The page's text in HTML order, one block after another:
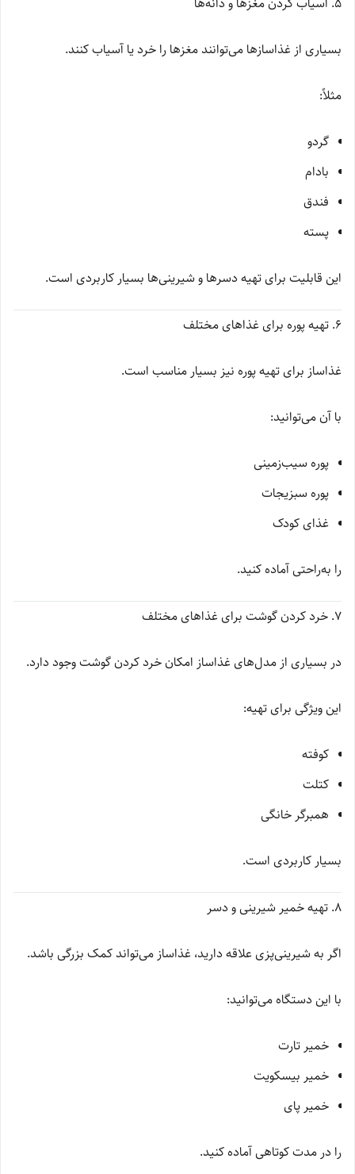
بسیاری از غذاسازها می‌توانند مغزها را خرد یا آسیاب کنند.
مثلاً:
گردو
بادام
فندق
پسته
این قابلیت برای تهیه دسرها و شیرینی‌ها بسیار کاربردی است.
۶. تهیه پوره برای غذاهای مختلف
غذاساز برای تهیه پوره نیز بسیار مناسب است.
با آن می‌توانید:
پوره سیب‌زمینی
پوره سبزیجات
غذای کودک
را به‌راحتی آماده کنید.
۷. خرد کردن گوشت برای غذاهای مختلف
در بسیاری از مدل‌های غذاساز امکان خرد کردن گوشت وجود دارد.
این ویژگی برای تهیه:
کوفته
کتلت
همبرگر خانگی
بسیار کاربردی است.
۸. تهیه خمیر شیرینی و دسر
اگر به شیرینی‌پزی علاقه دارید، غذاساز می‌تواند کمک بزرگی باشد.
با این دستگاه می‌توانید:
خمیر تارت
خمیر بیسکویت
خمیر پای
را در مدت کوتاهی آماده کنید.